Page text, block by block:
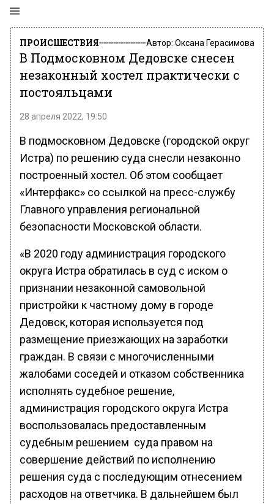
ПРОИСШЕСТВИЯ Автор: Оксана Герасимова
В Подмосковном Дедовске снесен
незаконный хостел практически с
постояльцами
28 апреля 2022, 19:50
В подмосковном Дедовске (городской округ
Истра) по решению суда снесли незаконно
построенный хостел. Об этом сообщает
«Интерфакс» со ссылкой на пресс-службу
Главного управления региональной
безопасности Московской области.
«В 2020 году администрация городского
округа Истра обратилась в суд с иском о
признании незаконной самовольной
пристройки к частному дому в городе
Дедовск, которая используется под
размещение приезжающих на заработки
граждан. В связи с многочисленными
жалобами соседей и отказом собственника
исполнять судебное решение,
администрация городского округа Истра
воспользовалась предоставленным
судебным решением суда правом на
совершение действий по исполнению
решения суда с последующим отнесением
расходов на ответчика. В дальнейшем был